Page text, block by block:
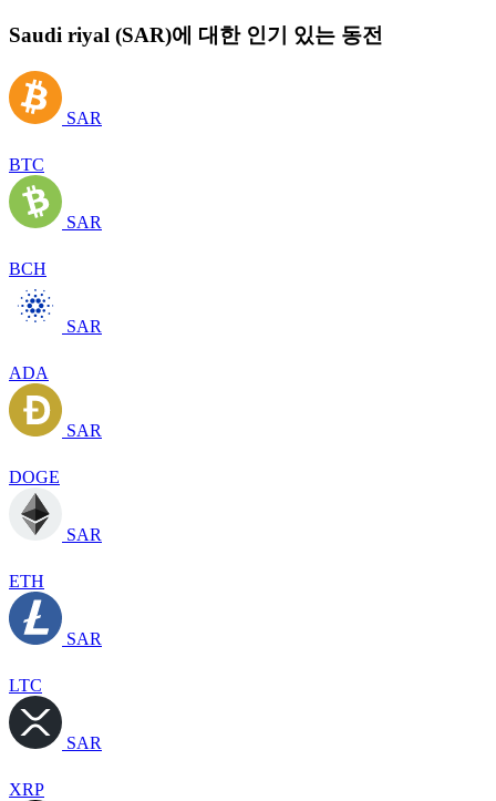
Saudi riyal (SAR)에 대한 인기 있는 동전
SAR
BTC
SAR
BCH
SAR
ADA
SAR
DOGE
SAR
ETH
SAR
LTC
SAR
XRP